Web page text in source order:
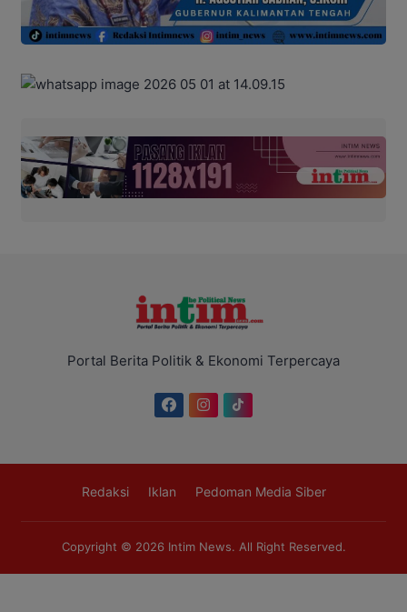
Portal Berita Politik & Ekonomi Terpercaya
Redaksi Iklan Pedoman Media Siber
Copyright © 2026 Intim News. All Right Reserved.